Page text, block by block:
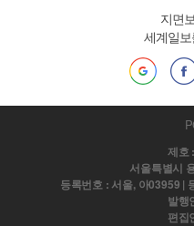
지면
세계일
제호
서울특별시
등록번호 : 서울, 아03959 |
발행
편집